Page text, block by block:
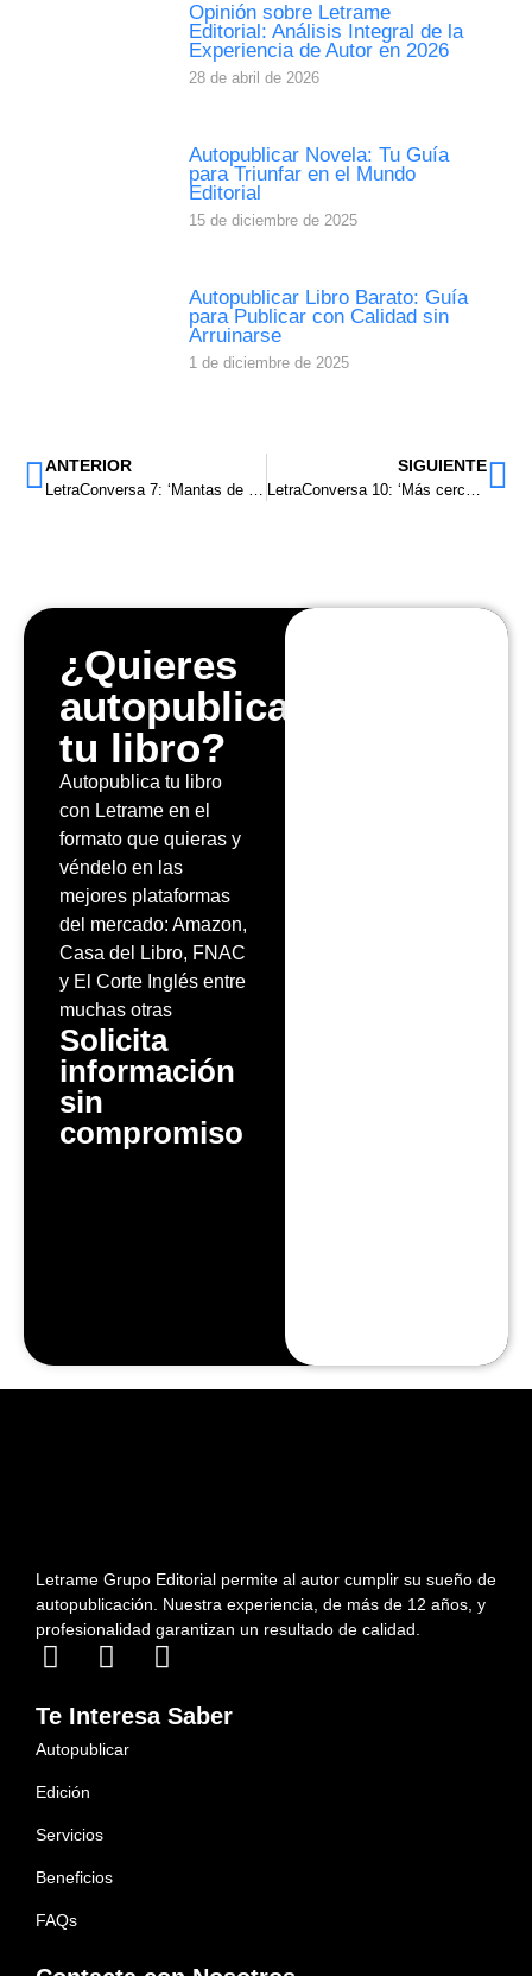
Opinión sobre Letrame
Editorial: Análisis Integral de la
Experiencia de Autor en 2026
28 de abril de 2026
Autopublicar Novela: Tu Guía
para Triunfar en el Mundo
Editorial
15 de diciembre de 2025
Autopublicar Libro Barato: Guía
para Publicar con Calidad sin
Arruinarse
1 de diciembre de 2025
ANTERIOR
LetraConversa 7: ‘Mantas de verano’ de Dan MarBar
SIGUIENTE
LetraConversa 10: ‘Más cerca de lo que soy’ de Ramón Campillos.
¿Quieres
autopublicar
tu libro?
Autopublica tu libro
con Letrame en el
formato que quieras y
véndelo en las
mejores plataformas
del mercado: Amazon,
Casa del Libro, FNAC
y El Corte Inglés entre
muchas otras
Solicita
información
sin
compromiso
Letrame Grupo Editorial permite al autor cumplir su sueño de
autopublicación. Nuestra experiencia, de más de 12 años, y
profesionalidad garantizan un resultado de calidad.
Te Interesa Saber
Autopublicar
Edición
Servicios
Beneficios
FAQs